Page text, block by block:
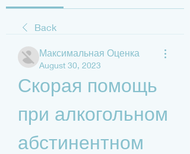
Back
Максимальная Оценка
August 30, 2023
Скорая помощь
при алкогольном
абстинентном